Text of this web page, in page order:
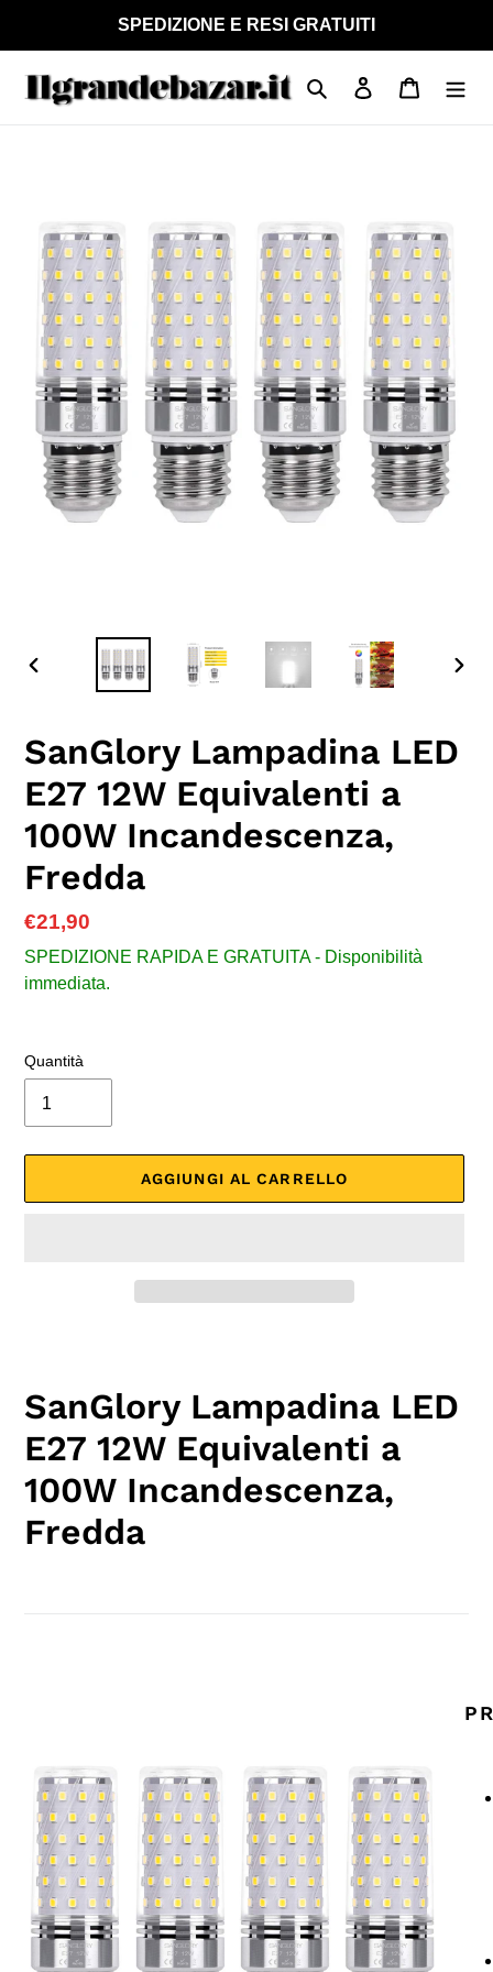
contenuti
SPEDIZIONE E RESI GRATUITI
Cerca Accedi Carrello
SanGlory Lampadina LED
E27 12W Equivalenti a
100W Incandescenza,
Fredda
Prezzo
di
listino
€21,90
SPEDIZIONE RAPIDA E GRATUITA - Disponibilità
immediata.
Quantità
AGGIUNGI AL CARRELLO
nel
carrello
SanGlory Lampadina LED
E27 12W Equivalenti a
100W Incandescenza,
Fredda